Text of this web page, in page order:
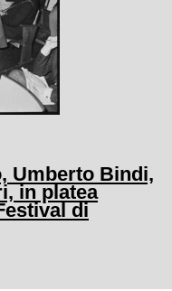
Umberto Bindi,
in platea
di